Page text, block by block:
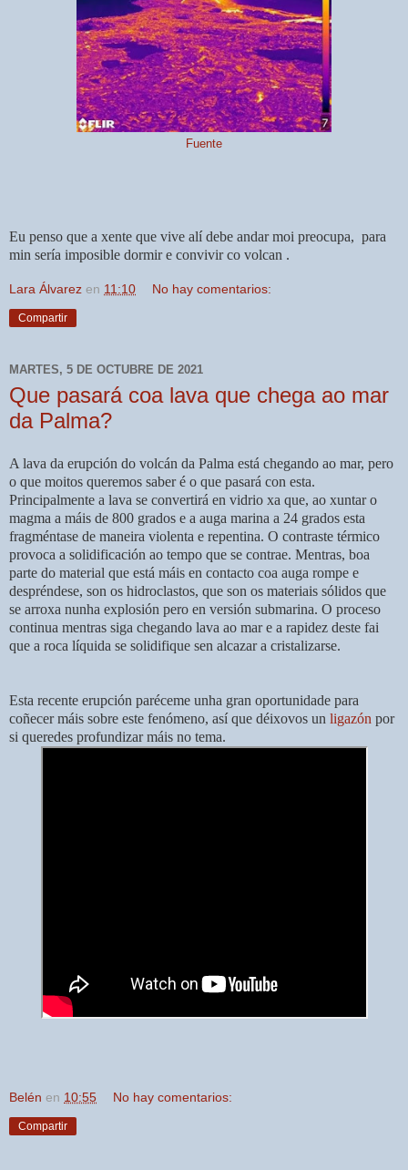
Fuente
Eu penso que a xente que vive alí debe andar moi preocupa, para
min sería imposible dormir e convivir co volcan .
Lara Álvarez en 11:10 No hay comentarios:
Compartir
MARTES, 5 DE OCTUBRE DE 2021
Que pasará coa lava que chega ao mar
da Palma?
A lava da erupción do volcán da Palma está chegando ao mar, pero
o que moitos queremos saber é o que pasará con esta.
Principalmente a lava se convertirá en vidrio xa que, ao xuntar o
magma a máis de 800 grados e a auga marina a 24 grados esta
fragméntase de maneira violenta e repentina. O contraste térmico
provoca a solidificación ao tempo que se contrae. Mentras, boa
parte do material que está máis en contacto coa auga rompe e
despréndese, son os hidroclastos, que son os materiais sólidos que
se arroxa nunha explosión pero en versión submarina. O proceso
continua mentras siga chegando lava ao mar e a rapidez deste fai
que a roca líquida se solidifique sen alcazar a cristalizarse.
Esta recente erupción paréceme unha gran oportunidade para
coñecer máis sobre este fenómeno, así que déixovos un ligazón por
si queredes profundizar máis no tema.
Belén en 10:55 No hay comentarios:
Compartir